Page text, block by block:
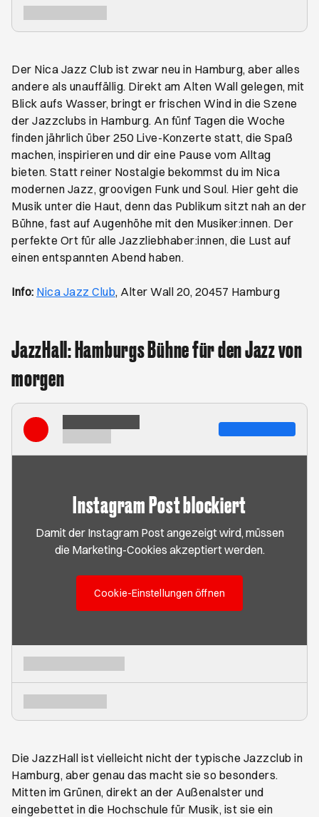
Der Nica Jazz Club ist zwar neu in Hamburg, aber alles
andere als unauffällig. Direkt am Alten Wall gelegen, mit
Blick aufs Wasser, bringt er frischen Wind in die Szene
der Jazzclubs in Hamburg. An fünf Tagen die Woche
finden jährlich über 250 Live-Konzerte statt, die Spaß
machen, inspirieren und dir eine Pause vom Alltag
bieten. Statt reiner Nostalgie bekommst du im Nica
modernen Jazz, groovigen Funk und Soul. Hier geht die
Musik unter die Haut, denn das Publikum sitzt nah an der
Bühne, fast auf Augenhöhe mit den Musiker:innen. Der
perfekte Ort für alle Jazzliebhaber:innen, die Lust auf
einen entspannten Abend haben.
Info: Nica Jazz ClubÖffnet ein neues Browser-Tab
, Alter Wall 20, 20457 Hamburg
JazzHall: Hamburgs Bühne für den Jazz von
morgen
Instagram Post blockiert
Damit der Instagram Post angezeigt wird, müssen
die Marketing-Cookies akzeptiert werden.
Cookie-Einstellungen öffnen
Die JazzHall ist vielleicht nicht der typische Jazzclub in
Hamburg, aber genau das macht sie so besonders.
Mitten im Grünen, direkt an der Außenalster und
eingebettet in die Hochschule für Musik, ist sie ein